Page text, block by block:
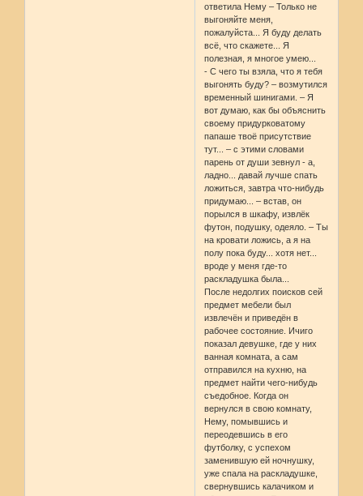
ответила Нему – Только не
выгоняйте меня,
пожалуйста... Я буду делать
всё, что скажете... Я
полезная, я многое умею...
- С чего ты взяла, что я тебя
выгонять буду? – возмутился
временный шинигами. – Я
вот думаю, как бы объяснить
своему придурковатому
папаше твоё присутствие
тут... – с этими словами
парень от души зевнул - а,
ладно... давай лучше спать
ложиться, завтра что-нибудь
придумаю... – встав, он
порылся в шкафу, извлёк
футон, подушку, одеяло. – Ты
на кровати ложись, а я на
полу пока буду... хотя нет...
вроде у меня где-то
раскладушка была...
После недолгих поисков сей
предмет мебели был
извлечён и приведён в
рабочее состояние. Ичиго
показал девушке, где у них
ванная комната, а сам
отправился на кухню, на
предмет найти чего-нибудь
съедобное. Когда он
вернулся в свою комнату,
Нему, помывшись и
переодевшись в его
футболку, с успехом
заменившую ей ночнушку,
уже спала на раскладушке,
свернувшись калачиком и